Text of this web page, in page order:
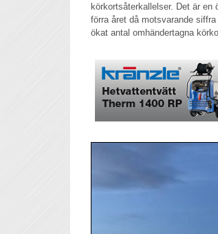
körkortsåterkallelser. Det är en
förra året då motsvarande
ökat antal omhändertagna